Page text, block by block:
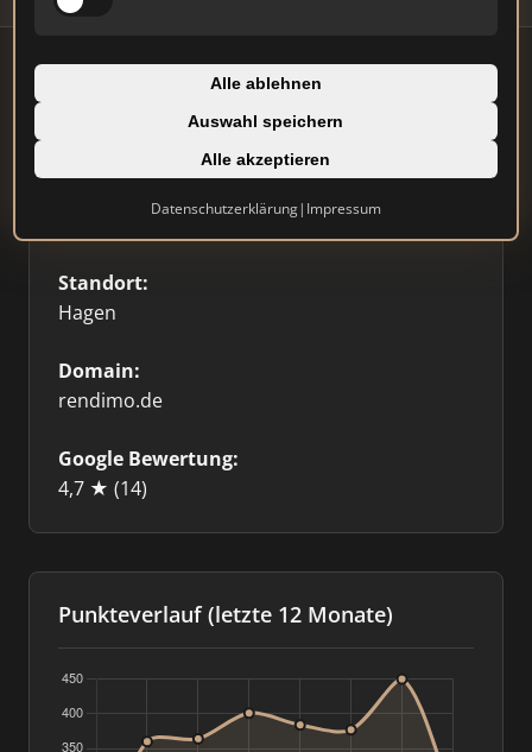
Alle ablehnen
Auswahl speichern
Alle akzeptieren
Datenschutzerklärung| Impressum
Standort:
Hagen
Domain:
rendimo.de
Google Bewertung:
4,7 ★ (14)
Punkteverlauf (letzte 12 Monate)